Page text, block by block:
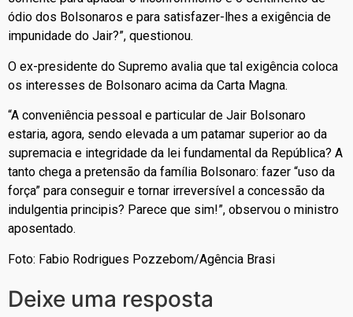
ódio dos Bolsonaros e para satisfazer-lhes a exigência de
impunidade do Jair?”, questionou.
O ex-presidente do Supremo avalia que tal exigência coloca
os interesses de Bolsonaro acima da Carta Magna.
“A conveniência pessoal e particular de Jair Bolsonaro
estaria, agora, sendo elevada a um patamar superior ao da
supremacia e integridade da lei fundamental da República? A
tanto chega a pretensão da família Bolsonaro: fazer “uso da
força” para conseguir e tornar irreversível a concessão da
indulgentia principis? Parece que sim!”, observou o ministro
aposentado.
Foto: Fabio Rodrigues Pozzebom/Agência Brasi
Deixe uma resposta